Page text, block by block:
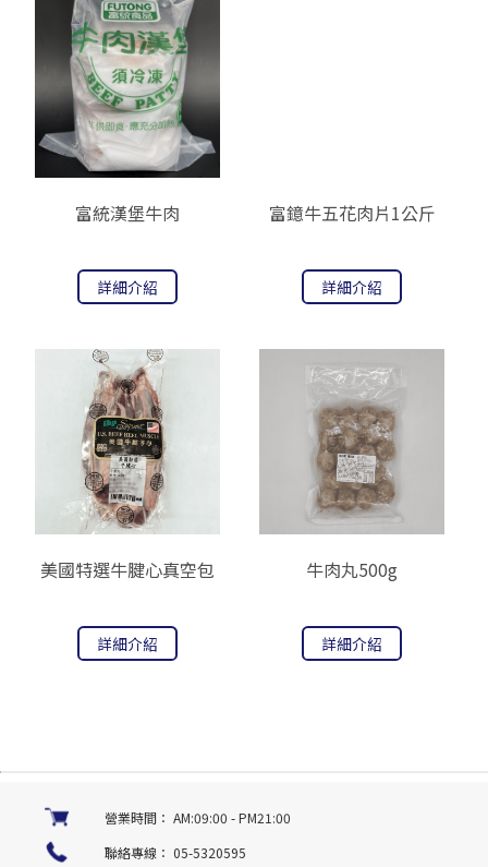
富統漢堡牛肉
詳細介紹
富鐿牛五花肉片1公斤
詳細介紹
美國特選牛腱心真空包
詳細介紹
牛肉丸500g
詳細介紹
營業時間： AM:09:00 - PM21:00
聯絡專線： 05-5320595